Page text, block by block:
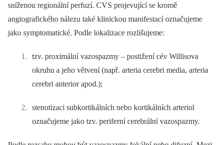
sníženou regionální perfuzí. CVS projevující se kromě
angiografického nálezu také klinickou manifestací označujeme
jako symptomatické. Podle lokalizace rozlišujeme:
tzv. proximální vazospazmy –⁠ postižení cév Willisova
okruhu a jeho větvení (např. arteria cerebri media, arteria
cerebri anterior apod.);
stenotizaci subkortikálních nebo kortikálních arteriol
označujeme jako tzv. periferní cerebrální vazospazmy.